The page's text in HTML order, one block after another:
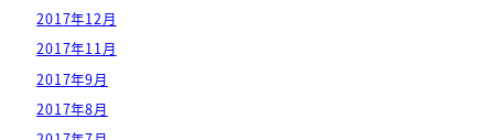
2017年12月
2017年11月
2017年9月
2017年8月